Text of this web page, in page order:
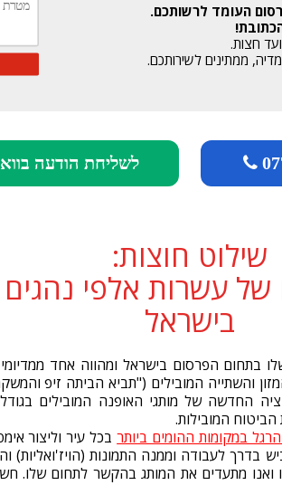
העומד לרשותכם.
לשליחת הודעה
שילוט חוצות:
של עשרות אלפי נהגים
בישראל
בתחום הפרסום בישראל ומהווה אחד
והשתייה המובילים ("תביא הביתה זיפ
החדשה של מותגי האופנה המובילים
המובילות.
במקומות ההומים ביותרבכל עיר וליצור
בדרך לעבודה וממנה התמונות (הויז'ואליות)
ואנו מתעדים את המותג בהקשר לתחום שלו.